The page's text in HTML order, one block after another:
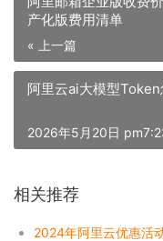
产化版费用清单
« 上一篇
阿里云ai大模型
2026年5月20日
相关推荐